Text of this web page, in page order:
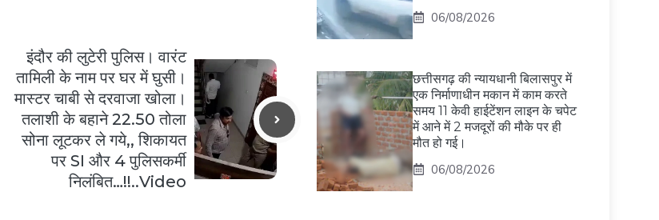
इंदौर की लुटेरी पुलिस। वारंट
तामिली के नाम पर घर में घुसी।
मास्टर चाबी से दरवाजा खोला।
तलाशी के बहाने 22.50 तोला
सोना लूटकर ले गये,, शिकायत
पर SI और 4 पुलिसकर्मी
निलंबित…!!..Video
06/08/2026
छत्तीसगढ़ की न्यायधानी बिलासपुर में
एक निर्माणाधीन मकान में काम करते
समय 11 केवी हाईटेंशन लाइन के चपेट
में आने में 2 मजदूरों की मौके पर ही
मौत हो गई।
06/08/2026